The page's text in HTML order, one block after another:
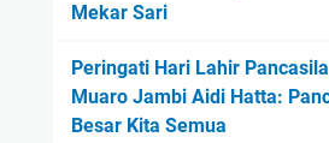
Mekar Sari
Peringati Hari Lahir
Muaro Jambi Aidi Hatta:
Besar Kita Semua